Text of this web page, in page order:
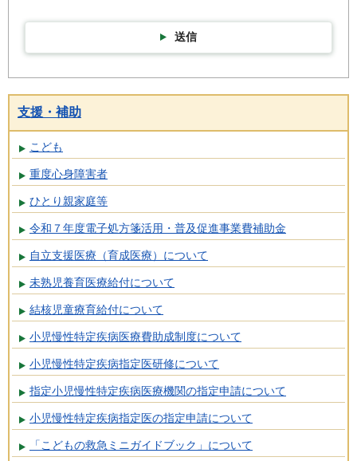
送信
支援・補助
こども
重度心身障害者
ひとり親家庭等
令和７年度電子処方箋活用・普及促進事業費補助金
自立支援医療（育成医療）について
未熟児養育医療給付について
結核児童療育給付について
小児慢性特定疾病医療費助成制度について
小児慢性特定疾病指定医研修について
指定小児慢性特定疾病医療機関の指定申請について
小児慢性特定疾病指定医の指定申請について
「こどもの救急ミニガイドブック」について